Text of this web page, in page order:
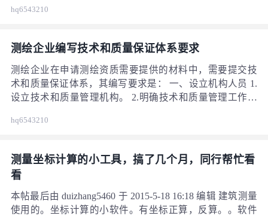
立测绘地理信息安全保密工作机构。 2.从事涉密测绘业务
接受保密教育。 3.建立健全测绘地理信息安全保密管理制
度。明确涉密人员管理、保密要害部门部位管理、涉密设
备与存储介质管理、涉密测绘成果全流程保密、保密自查
等要求。
hq6543210
测绘企业编写技术和质量保证体系要求
测绘企业在申请测绘资质需要提供的材料中，需要提交技
术和质量保证体系，其编写要求是： 一、设立机构人员 1.
设立技术和质量管理机构。 2.明确技术和质量管理工作的
理机构负责人应当具备中级及以上测绘专业技术职称。 3.
技术人员。 二、建立管理制度 1.建立健全技术管理制度，
明确技术设计、技术处理和技术总结等要求。其中简单、
日常性的测绘项目可以制定《作业指导书》。
hq6543210
测量坐标计算的小工具，搞了几个月，同行帮忙看
看
本帖最后由 duizhang5460 于 2015-5-18 16:18 编辑 建筑测量
使用的。坐标计算的小软件。有坐标正算，反算。。软件